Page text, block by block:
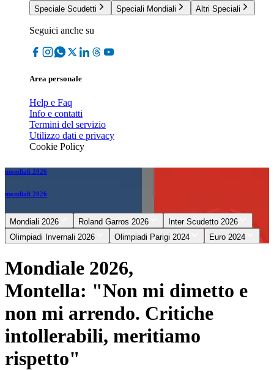
Speciale Scudetti
Speciali Mondiali Altri Speciali
Seguici anche su
Area personale
Help e Faq
Info e contatti
Termini del servizio
Utilizzo dati e privacy
Cookie Policy
mondiali 2026
mondiali 2026
Mondiali 2026 Roland Garros 2026
Inter Scudetto 2026
Olimpiadi Invernali 2026
Olimpiadi Parigi 2024 Euro 2024
Mondiale 2026,
Montella: "Non mi dimetto e
non mi arrendo. Critiche
intollerabili, meritiamo
rispetto"